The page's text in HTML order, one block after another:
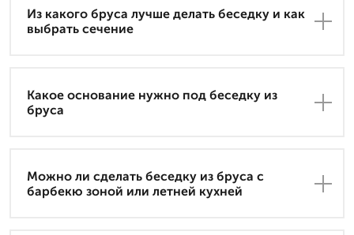
Из какого бруса лучше делать беседку и как
выбрать сечение
Какое основание нужно под беседку из
бруса
Можно ли сделать беседку из бруса с
барбекю зоной или летней кухней